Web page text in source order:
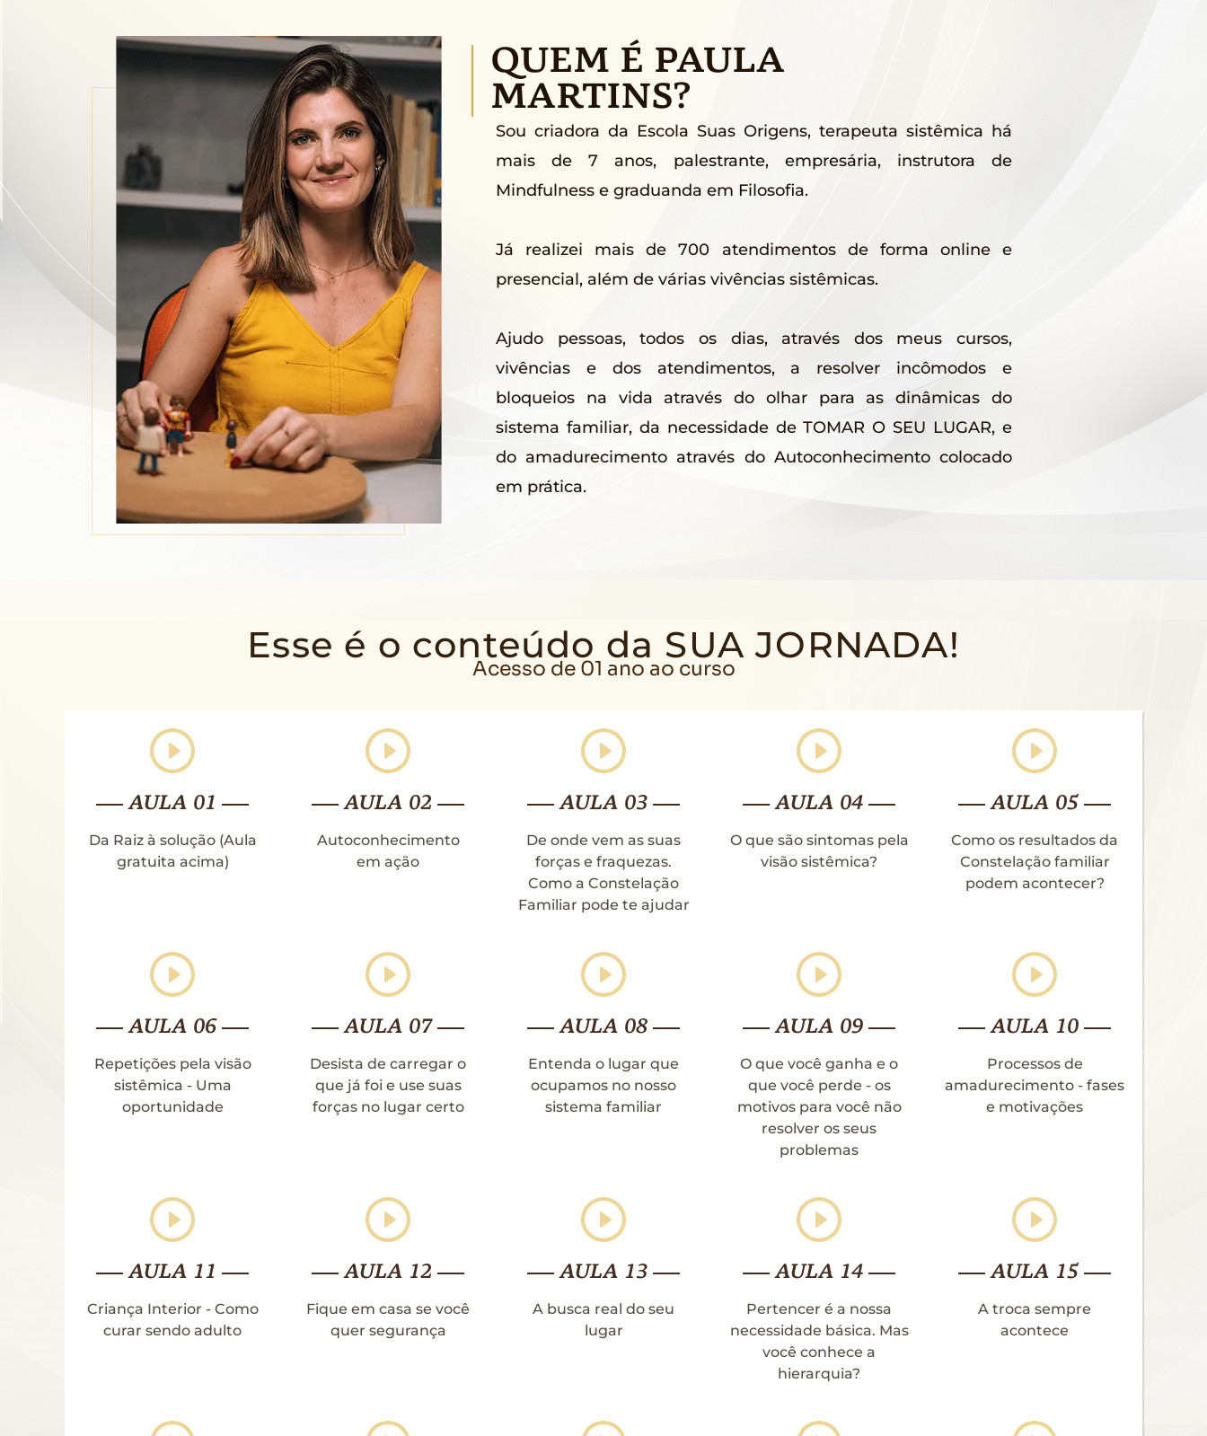
QUEM É PAULA
MARTINS?
Sou criadora da Escola Suas Origens, terapeuta sistêmica há
mais de 7 anos, palestrante, empresária, instrutora de
Mindfulness e graduanda em Filosofia.
Já realizei mais de 700 atendimentos de forma online e
presencial, além de várias vivências sistêmicas.
Ajudo pessoas, todos os dias, através dos meus cursos,
vivências e dos atendimentos, a resolver incômodos e
bloqueios na vida através do olhar para as dinâmicas do
sistema familiar, da necessidade de TOMAR O SEU LUGAR, e
do amadurecimento através do Autoconhecimento colocado
em prática.
Esse é o conteúdo da SUA JORNADA!
Acesso de 01 ano ao curso
AULA 01
Da Raiz à solução (Aula
gratuita acima)
AULA 02
Autoconhecimento
em ação
AULA 03
De onde vem as suas
forças e fraquezas.
Como a Constelação
Familiar pode te ajudar
AULA 04
O que são sintomas pela
visão sistêmica?
AULA 05
Como os resultados da
Constelação familiar
podem acontecer?
AULA 06
Repetições pela visão
sistêmica - Uma
oportunidade
AULA 07
Desista de carregar o
que já foi e use suas
forças no lugar certo
AULA 08
Entenda o lugar que
ocupamos no nosso
sistema familiar
AULA 09
O que você ganha e o
que você perde - os
motivos para você não
resolver os seus
problemas
AULA 10
Processos de
amadurecimento - fases
e motivações
AULA 11
Criança Interior - Como
curar sendo adulto
AULA 12
Fique em casa se você
quer segurança
AULA 13
A busca real do seu
lugar
AULA 14
Pertencer é a nossa
necessidade básica. Mas
você conhece a
hierarquia?
AULA 15
A troca sempre
acontece